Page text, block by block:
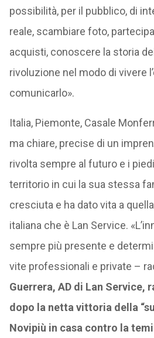
possibilità, per il pubblico, di
reale, scambiare foto,
acquisti, conoscere la storia
rivoluzione nel modo di vivere
comunicarlo».
Italia, Piemonte, Casale
ma chiare, precise di un
rivolta sempre al futuro e i
territorio in cui la sua stessa
cresciuta e ha dato vita a
italiana che è Lan Service.
sempre più presente e
vite professionali e private –
Guerrera, AD di Lan Service,
dopo la netta vittoria della
Novipiù in casa contro la